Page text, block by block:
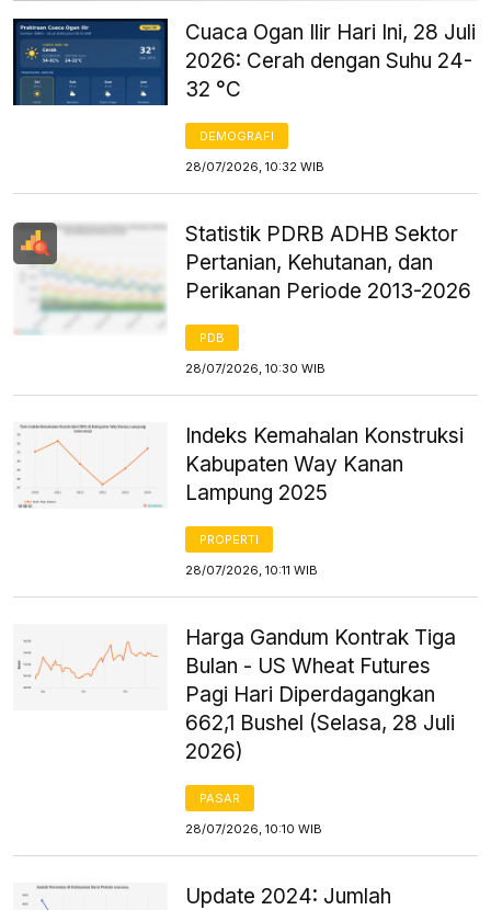
Cuaca Ogan Ilir Hari Ini, 28 Juli
2026: Cerah dengan Suhu 24-
32 °C
DEMOGRAFI
28/07/2026, 10:32 WIB
Statistik PDRB ADHB Sektor
Pertanian, Kehutanan, dan
Perikanan Periode 2013-2026
PDB
28/07/2026, 10:30 WIB
Indeks Kemahalan Konstruksi
Kabupaten Way Kanan
Lampung 2025
PROPERTI
28/07/2026, 10:11 WIB
Harga Gandum Kontrak Tiga
Bulan - US Wheat Futures
Pagi Hari Diperdagangkan
662,1 Bushel (Selasa, 28 Juli
2026)
PASAR
28/07/2026, 10:10 WIB
Update 2024: Jumlah